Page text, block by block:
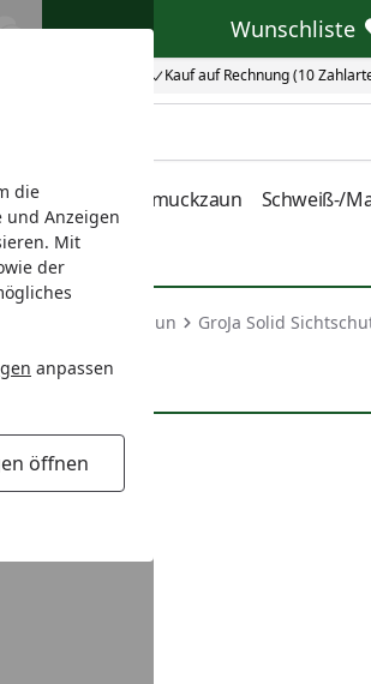
die
und Anzeigen
Mit
der
anpassen
öffnen
Kauf auf Rechnung (10
Wunschliste
Wunschliste
Schmuckzaun Schweiß-/
Sichtschutzzaun GroJa Solid